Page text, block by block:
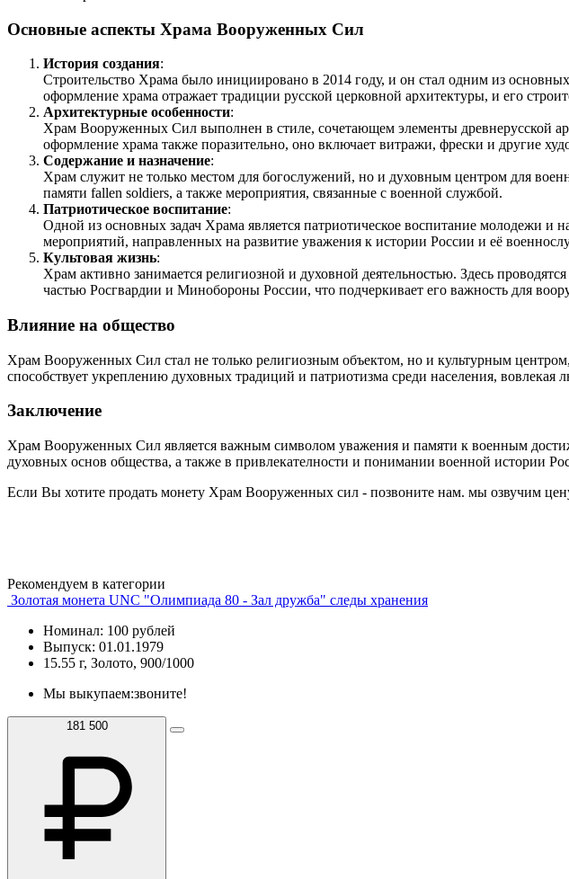
Основные аспекты Храма Вооруженных Сил
История создания:
Строительство Храма было инициировано в 2014 году, и он стал одним из
оформление храма отражает традиции русской церковной архитектуры, и его
Архитектурные особенности:
Храм Вооруженных Сил выполнен в стиле, сочетающем элементы древнерусской
оформление храма также поразительно, оно включает витражи, фрески и другие
Содержание и назначение:
Храм служит не только местом для богослужений, но и духовным центром для
памяти fallen soldiers, а также мероприятия, связанные с военной службой.
Патриотическое воспитание:
Одной из основных задач Храма является патриотическое воспитание молодежи
мероприятий, направленных на развитие уважения к истории России и её
Культовая жизнь:
Храм активно занимается религиозной и духовной деятельностью. Здесь
частью Росгвардии и Минобороны России, что подчеркивает его важность для
Влияние на общество
Храм Вооруженных Сил стал не только религиозным объектом, но и культурным
способствует укреплению духовных традиций и патриотизма среди населения,
Заключение
Храм Вооруженных Сил является важным символом уважения и памяти к военным
духовных основ общества, а также в привлекателности и понимании военной истории
Если Вы хотите продать монету Храм Вооруженных сил - позвоните нам. мы озвучим
Рекомендуем в категории
Золотая монета UNC "Олимпиада 80 - Зал дружба" следы хранения
Номинал: 100 рублей
Выпуск: 01.01.1979
15.55 г, Золото, 900/1000
Мы выкупаем:звоните!
181 500